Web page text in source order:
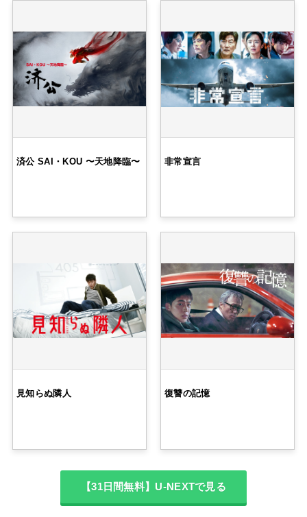
済公 SAI・KOU 〜天地降臨〜 非常宣言
見知らぬ隣人 復讐の記憶
【31日間無料】U-NEXTで見る